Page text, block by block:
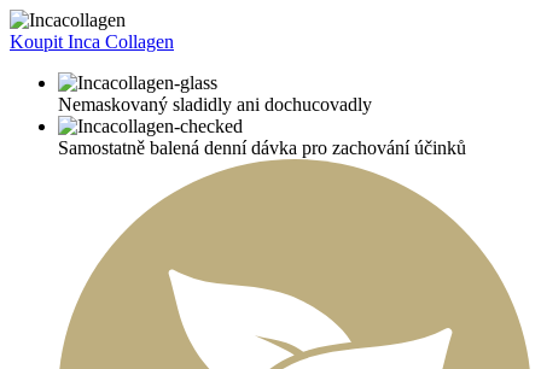
Koupit Inca Collagen
Nemaskovaný sladidly ani dochucovadly
Samostatně balená denní dávka pro zachování účinků